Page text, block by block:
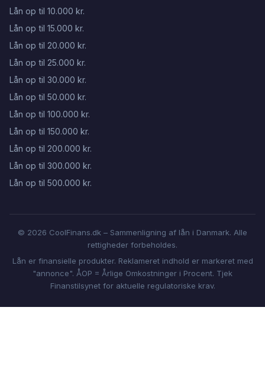
Lån op til 10.000 kr.
Lån op til 15.000 kr.
Lån op til 20.000 kr.
Lån op til 25.000 kr.
Lån op til 30.000 kr.
Lån op til 50.000 kr.
Lån op til 100.000 kr.
Lån op til 150.000 kr.
Lån op til 200.000 kr.
Lån op til 300.000 kr.
Lån op til 500.000 kr.
© 2026 CoolFinans.dk – Sammenligning af lån i Danmark. Alle
rettigheder forbeholdes.
Lån er finansielle produkter. Reklameret indhold er markeret med
"annonce". ÅOP = Årlige Omkostninger i Procent. Tjek
Finanstilsynet for aktuelle regulatoriske krav.